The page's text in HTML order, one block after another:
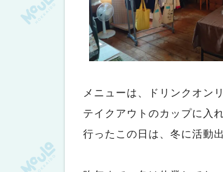
メニューは、ドリンクオン
テイクアウトのカップに入
行ったこの日は、冬に活動